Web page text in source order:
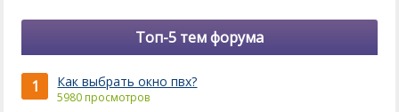
Топ-5 тем форума
1 Как выбрать окно пвх?
5980 просмотров